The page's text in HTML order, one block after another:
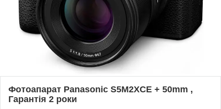
Фотоапарат Panasonic S5M2XCE + 50mm ,
Гарантія 2 роки